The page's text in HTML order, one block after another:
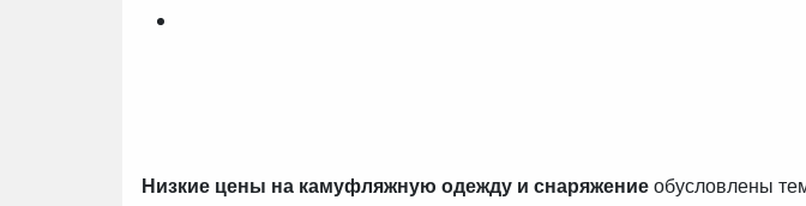
Низкие цены на камуфляжную одежду и снаряжениеобусловлены